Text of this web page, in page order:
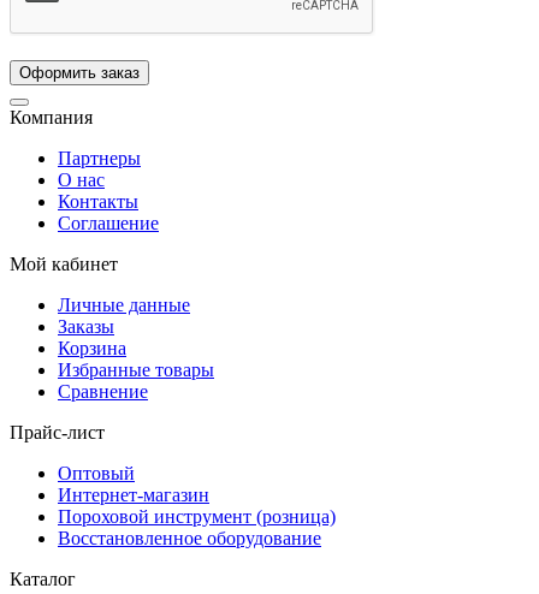
Компания
Партнеры
О нас
Контакты
Соглашение
Мой кабинет
Личные данные
Заказы
Корзина
Избранные товары
Сравнение
Прайс-лист
Оптовый
Интернет-магазин
Пороховой инструмент (розница)
Восстановленное оборудование
Каталог